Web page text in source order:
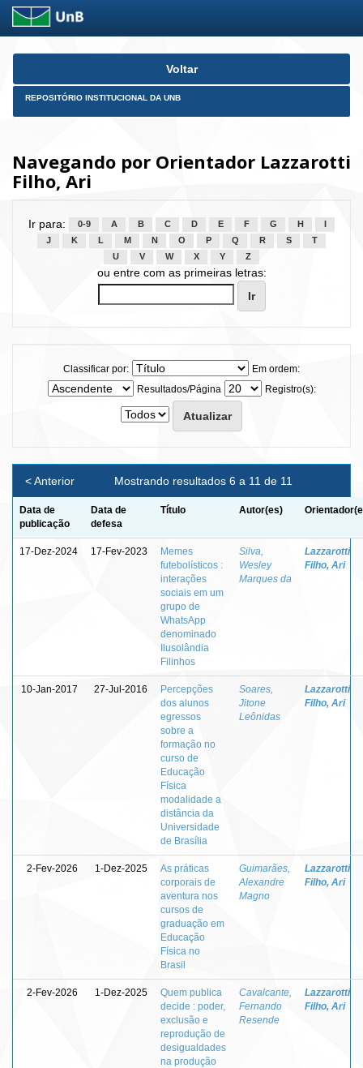
Skip
Voltar
REPOSITÓRIO INSTITUCIONAL DA UNB
Navegando por Orientador Lazzarotti
Filho, Ari
Ir para: 0-9 A B C D E F G H
J
K L M N O P Q R S
T
U
V W X Y Z
ou entre com as primeiras letras:
Classificar por:
Em ordem:
Resultados/Página
Registro(s):
Mostrando resultados 6 a 11 de 11
< Anterior
Data de
publicação
Data de
defesa
Título Autor(es)
17-Dez-2024 17-Fev-2023
Memes
futebolísticos :
interações
sociais em um
grupo de
WhatsApp
denominado
Ilusolândia
Filinhos
Silva,
Wesley
Marques da
Lazzarotti
Filho, Ari
10-Jan-2017 27-Jul-2016
Percepções
dos alunos
egressos
sobre a
formação no
curso de
Educação
Física
modalidade a
distância da
Universidade
de Brasília
Soares,
Jitone
Leônidas
Lazzarotti
Filho, Ari
2-Fev-2026 1-Dez-2025
As práticas
corporais de
aventura nos
cursos de
graduação em
Educação
Física no
Brasil
Guimarães,
Alexandre
Magno
Lazzarotti
Filho, Ari
2-Fev-2026 1-Dez-2025
Quem publica
decide : poder,
exclusão e
reprodução de
desigualdades
na produção
Cavalcante,
Fernando
Resende
Lazzarotti
Filho, Ari